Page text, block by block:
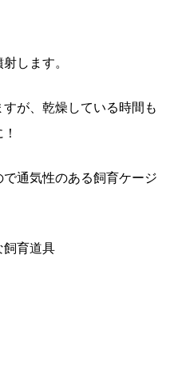
します。
が、乾燥している時間も
通気性のある飼育ケージ
飼育道具